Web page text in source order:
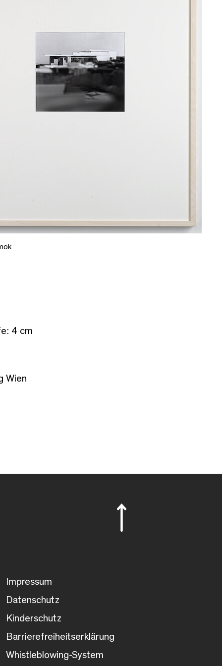
4 cm
Wien
Impressum
Datenschutz
Kinderschutz
Barrierefreiheitserklärung
Whistleblowing-System